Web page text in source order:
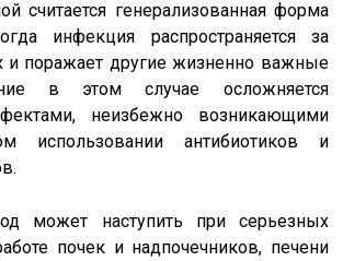
считается генерализованная форма
инфекция распространяется за
и поражает другие жизненно важные
в этом случае осложняется
неизбежно возникающими
использовании антибиотиков и
может наступить при серьезных
почек и надпочечников, печени